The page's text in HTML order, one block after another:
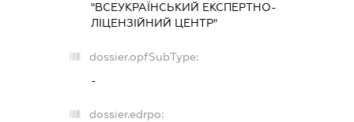
"ВСЕУКРАЇНСЬКИЙ ЕКСПЕРТНО-
ЛІЦЕНЗІЙНИЙ ЦЕНТР"
dossier.opfSubType:
-
dossier.edrpo: